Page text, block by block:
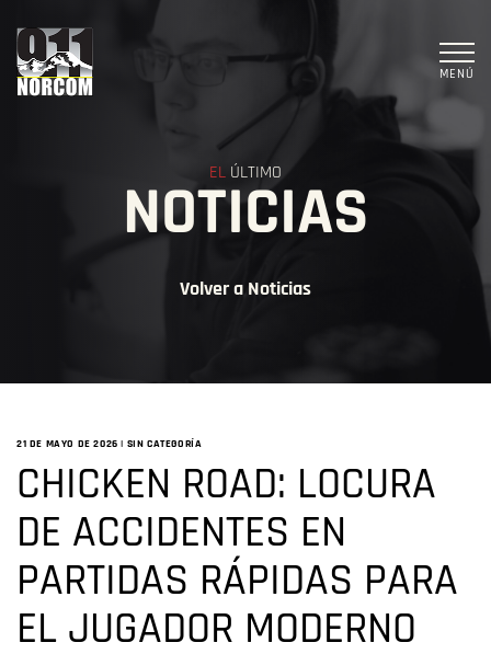
MENÚ
EL ÚLTIMO
NOTICIAS
Volver a Noticias
21 DE MAYO DE 2026 | SIN CATEGORÍA
CHICKEN ROAD: LOCURA
DE ACCIDENTES EN
PARTIDAS RÁPIDAS PARA
EL JUGADOR MODERNO